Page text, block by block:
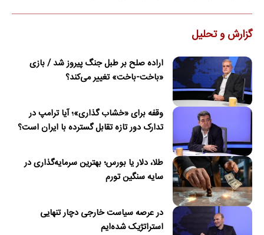
گزارش و تحلیل
اراده صلح بر طبل جنگ پیروز شد / بازی
«باخت-باخت» تغییر می‌کند؟
وقفه برای «خشاب گذاری»؛ آیا ترامپ در
تدارک دور تازه تقابل گسترده با ایران است؟
طلا، دلار یا بورس؛ بهترین سرمایه‌گذاری در
سایه سنگین تورم
در عرصه سیاست خارجی دچار تنهایی
استراتژیک شده‌ایم